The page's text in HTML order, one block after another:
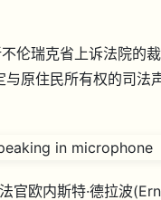
伦瑞克省上诉法院的
与原住民所有权的司法
官欧内斯特·德拉波